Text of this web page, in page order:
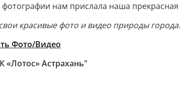
нам прислала наша
красивые фото и видео природы
Фото/Видео
«Лотос» Астрахань"